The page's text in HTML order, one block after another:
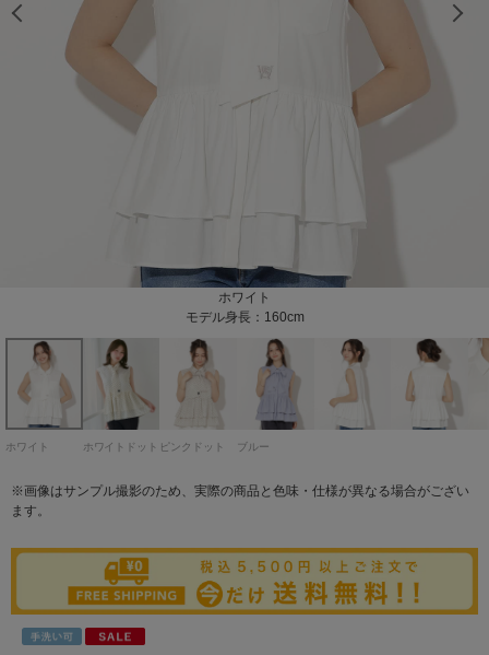
ホワイト
モデル身長：160cm
ホワイトドット
モデル身長：159cm
ピンクドット
モデル身長：160cm
ブルー
モデル身長：160cm
モデル身長：160cm
モデル身長：160cm
モデル身長：160cm
モデル身長：159cm
モデル身長：159cm
モデル身長：159cm
モデル身長：159cm
モデル身長：160cm
モデル身長：160cm
モデル身長：160cm
モデル身長：160cm
モデル身長：160cm
モデル身長：160cm
ホワイト ホワイトドット ピンクドット ブルー
※画像はサンプル撮影のため、実際の商品と色味・仕様が異なる場合がござい
ます。